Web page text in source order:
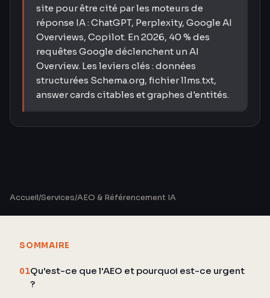
site pour être cité par les moteurs de
réponse IA : ChatGPT, Perplexity, Google AI
Overviews, Copilot. En 2026, 40 % des
requêtes Google déclenchent un AI
Overview. Les leviers clés : données
structurées Schema.org, fichier llms.txt,
answer cards citables et graphes d'entités.
Accueil/Services/AEO & Référencement IA
SOMMAIRE
01Qu'est-ce que l'AEO et pourquoi est-ce urgent
?